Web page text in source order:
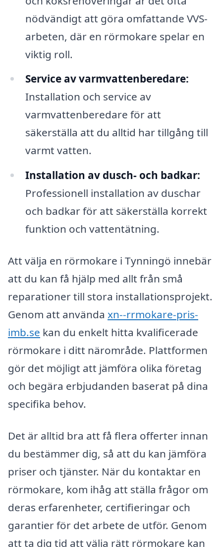
nödvändigt att göra omfattande VVS-
arbeten, där en rörmokare spelar en
viktig roll.
Service av varmvattenberedare:
Installation och service av
varmvattenberedare för att
säkerställa att du alltid har tillgång till
varmt vatten.
Installation av dusch- och badkar:
Professionell installation av duschar
och badkar för att säkerställa korrekt
funktion och vattentätning.
Att välja en rörmokare i Tynningö innebär
att du kan få hjälp med allt från små
reparationer till stora installationsprojekt.
Genom att använda xn--rrmokare-pris-
imb.se kan du enkelt hitta kvalificerade
rörmokare i ditt närområde. Plattformen
gör det möjligt att jämföra olika företag
och begära erbjudanden baserat på dina
specifika behov.
Det är alltid bra att få flera offerter innan
du bestämmer dig, så att du kan jämföra
priser och tjänster. När du kontaktar en
rörmokare, kom ihåg att ställa frågor om
deras erfarenheter, certifieringar och
garantier för det arbete de utför. Genom
att ta dig tid att välja rätt rörmokare kan